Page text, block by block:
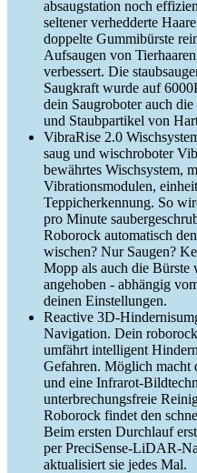
absaugstation noch
seltener verhedderte
doppelte Gummibürste
Aufsaugen von
verbessert. Die
Saugkraft wurde auf
dein Saugroboter auch
und Staubpartikel von
VibraRise 2.0
saug und wischroboter
bewährtes Wischsystem,
Vibrationsmodulen,
Teppicherkennung. So
pro Minute
Roborock automatisch
wischen? Nur Saugen?
Mopp als auch die Bürste
angehoben - abhängig
deinen Einstellungen.
Reactive 3D-
Navigation. Dein
umfährt intelligent
Gefahren. Möglich macht
und eine Infrarot-
unterbrechungsfreie
Roborock findet den
Beim ersten Durchlauf
per PreciSense-LiDAR-
aktualisiert sie jedes Mal.